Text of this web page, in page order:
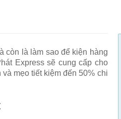
còn là làm sao để kiện hàng
Express sẽ cung cấp cho
mẹo tiết kiệm đến 50% chi